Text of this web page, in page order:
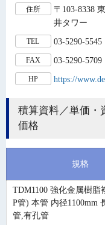
住所
〒103-8338
井タワー
TEL 03-5290-5545
FAX 03-5290-5709
HP https://
積算資料／単価・
価格
規格
TDM1100 強化金属樹脂
P管) 本管 内径1100mm
管,有孔管